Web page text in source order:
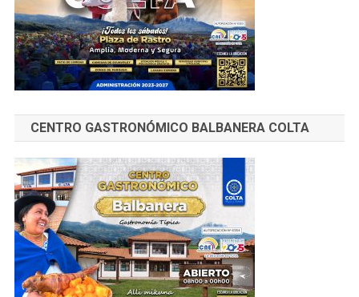
CENTRO GASTRONÓMICO BALBANERA COLTA